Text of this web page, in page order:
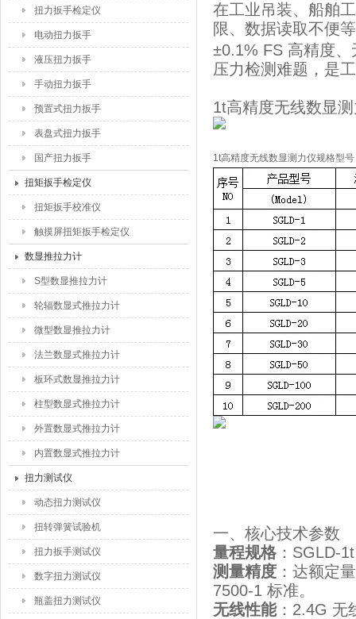
扭力扳手检定仪
电动扭力扳手
液压扭力扳手
手动扭力扳手
预置式扭力扳手
表盘式扭力扳手
国产扭力扳手
扭矩扳手检定仪
扭矩扳手校准仪
触摸屏扭矩扳手检定仪
数显推拉力计
S型数显推拉力计
轮辐数显式推拉力计
微型数显推拉力计
法兰数显式推拉力计
板环式数显推拉力计
柱型数显式推拉力计
外置数显式推拉力计
内置数显式推拉力计
扭力测试仪
动态扭力测试仪
扭转弹簧试验机
扭力扳手测试仪
数字扭力测试仪
瓶盖扭力测试仪
在工业吊装、船舶
限、数据读取不便
±0.1% FS 高精度
压力检测难题，是
1t高精度无线数显
1t高精度无线数显测力仪规格型号
一、核心技术参数
量程规格 ：SGLD-
测量精度 ：达额定
7500-1 标准。
无线性能：2.4G 无